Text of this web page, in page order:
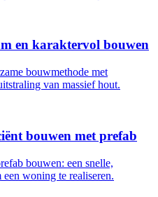
en karaktervol bouwen
bouwmethode met
van massief hout.
bouwen met prefab
bouwen: een snelle,
woning te realiseren.